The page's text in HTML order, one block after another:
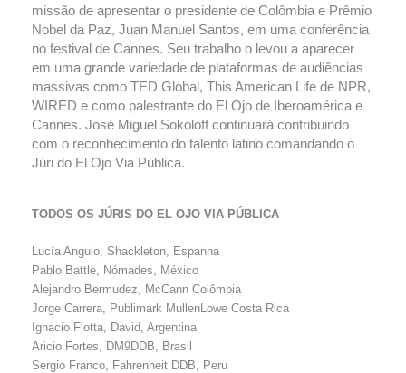
missão de apresentar o presidente de Colômbia e Prêmio
Nobel da Paz, Juan Manuel Santos, em uma conferência
no festival de Cannes. Seu trabalho o levou a aparecer
em uma grande variedade de plataformas de audiências
massivas como TED Global, This American Life de NPR,
WIRED e como palestrante do El Ojo de Iberoamérica e
Cannes. José Miguel Sokoloff continuará contribuindo
com o reconhecimento do talento latino comandando o
Júri do El Ojo Via Pública.
TODOS OS JÚRIS DO EL OJO VIA PÚBLICA
Lucía Angulo, Shackleton, Espanha
Pablo Battle, Nómades, México
Alejandro Bermudez, McCann Colômbia
Jorge Carrera, Publimark MullenLowe Costa Rica
Ignacio Flotta, David, Argentina
Aricio Fortes, DM9DDB, Brasil
Sergio Franco, Fahrenheit DDB, Peru